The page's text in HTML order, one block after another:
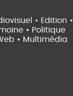
• Edition •
• Politique
• Multimédia